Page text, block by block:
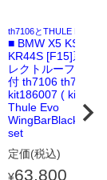
th7106とTHULE Evo
■ BMW X5 KS30S
KR44S [F15]系 ダ
レクトルーフレー
付 th7106 th7114B
kit186007 ( kit6007
Thule Evo
WingBarBlack-1台
set
定価(税込)
¥63,800